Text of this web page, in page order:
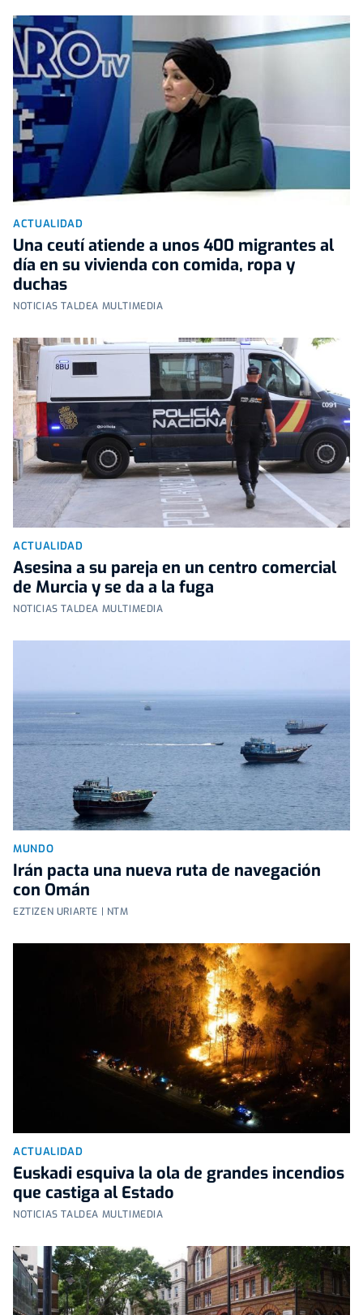
ACTUALIDAD
Una ceutí atiende a unos 400 migrantes al
día en su vivienda con comida, ropa y
duchas
NOTICIAS TALDEA MULTIMEDIA
ACTUALIDAD
Asesina a su pareja en un centro comercial
de Murcia y se da a la fuga
NOTICIAS TALDEA MULTIMEDIA
MUNDO
Irán pacta una nueva ruta de navegación
con Omán
EZTIZEN URIARTE | NTM
ACTUALIDAD
Euskadi esquiva la ola de grandes incendios
que castiga al Estado
NOTICIAS TALDEA MULTIMEDIA